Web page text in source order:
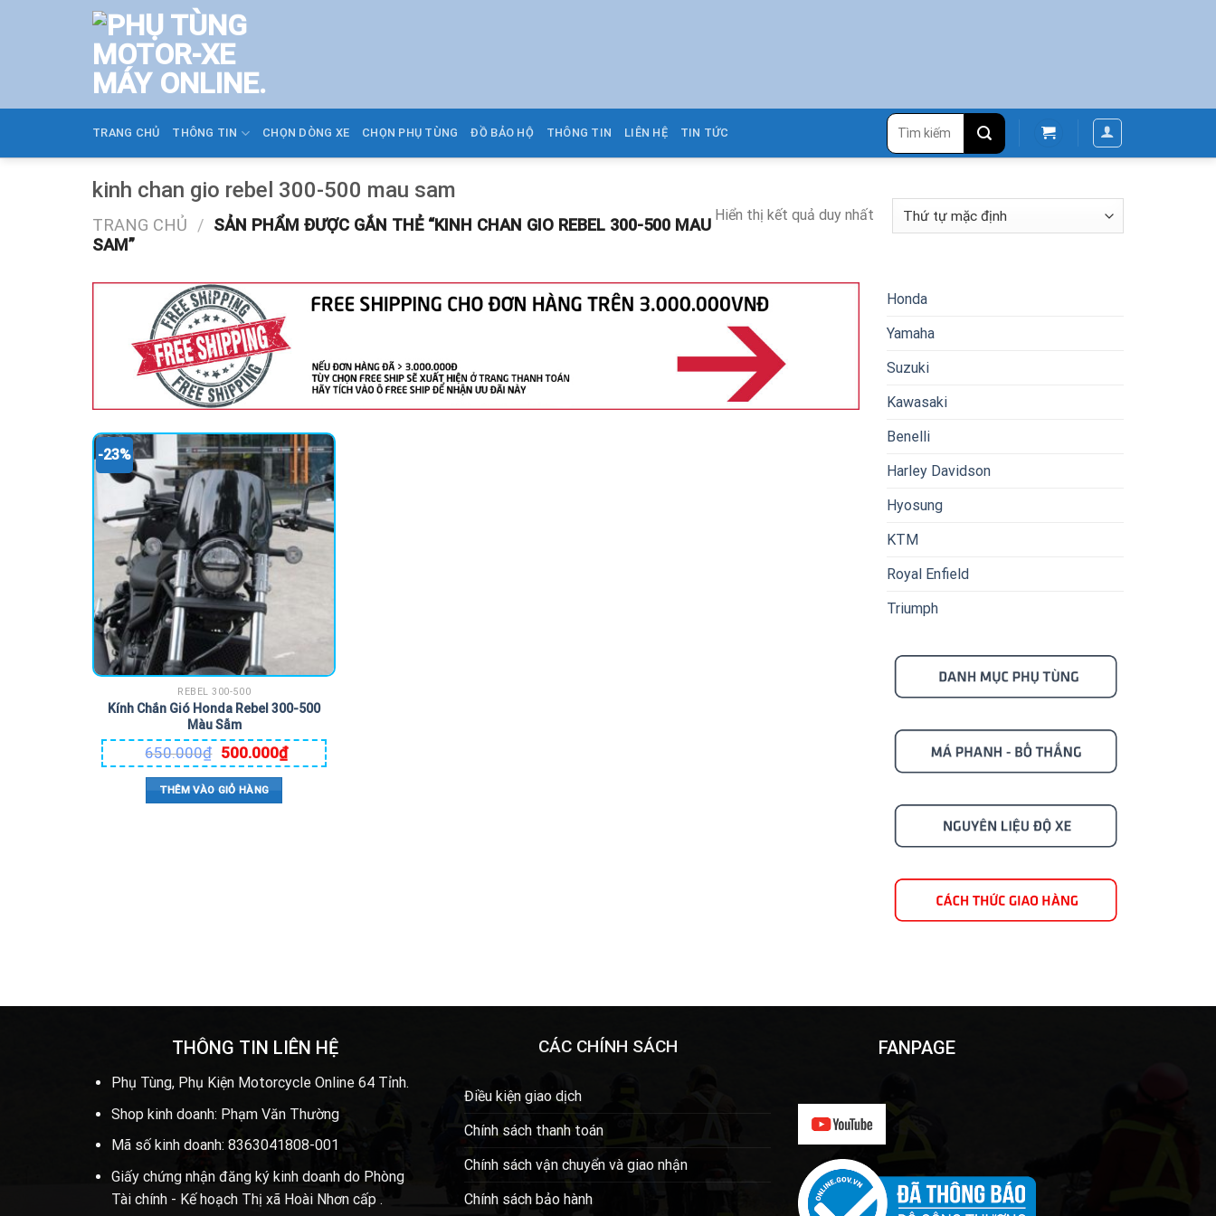
TRANG CHỦ THÔNG TIN CHỌN DÒNG XE CHỌN PHỤ TÙNG ĐỒ BẢO HỘ THÔNG TIN LIÊN HỆ TIN TỨC
Tìm
kiếm:
kinh chan gio rebel 300-500 mau sam
TRANG CHỦ / SẢN PHẨM ĐƯỢC GẮN THẺ “KINH CHAN GIO REBEL 300-500 MAU
SAM”
Hiển thị kết quả duy nhất
-23%
REBEL 300-500
Kính Chắn Gió Honda Rebel 300-500
Màu Sẫm
650.000₫ 500.000₫
THÊM VÀO GIỎ HÀNG
Honda
Yamaha
Suzuki
Kawasaki
Benelli
Harley Davidson
Hyosung
KTM
Royal Enfield
Triumph
THÔNG TIN LIÊN HỆ
Phụ Tùng, Phụ Kiện Motorcycle Online 64 Tỉnh.
Shop kinh doanh: Phạm Văn Thường
Mã số kinh doanh: 8363041808-001
Giấy chứng nhận đăng ký kinh doanh do Phòng
Tài chính - Kế hoạch Thị xã Hoài Nhơn cấp .
CÁC CHÍNH SÁCH
Điều kiện giao dịch
Chính sách thanh toán
Chính sách vận chuyển và giao nhận
Chính sách bảo hành
FANPAGE